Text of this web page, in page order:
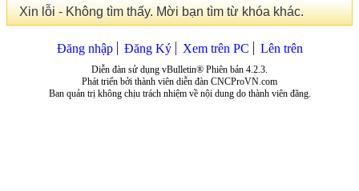
Xin lỗi - Không tìm thấy. Mời bạn tìm từ khóa khác.
Đăng nhập Đăng Ký Xem trên PC Lên trên
Diễn đàn sử dụng vBulletin® Phiên bản 4.2.3.
Phát triển bởi thành viên diễn đàn CNCProVN.com
Ban quản trị không chịu trách nhiệm về nội dung do thành viên đăng.